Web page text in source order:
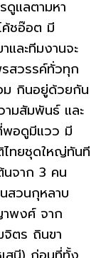
ดูแลตามหา
ค้ชอ๊อต มี
และทีมงานจะ
สวรรค์ทั่วทุก
ม กินอยู่ด้วยกัน
ามสัมพันธ์ และ
พอดูมีแวว มี
ทยชุดใหญ่ทันที
นจาก 3 คน
สวนกุหลาบ
พงศ์ จาก
จิตร ถินขา